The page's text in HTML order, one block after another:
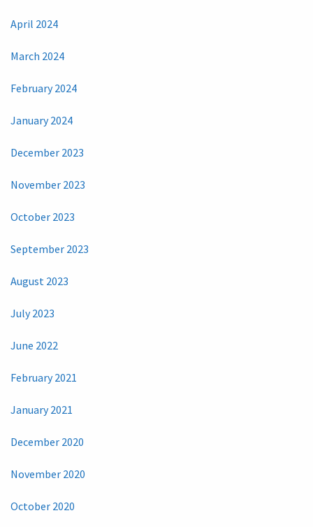
April 2024
March 2024
February 2024
January 2024
December 2023
November 2023
October 2023
September 2023
August 2023
July 2023
June 2022
February 2021
January 2021
December 2020
November 2020
October 2020